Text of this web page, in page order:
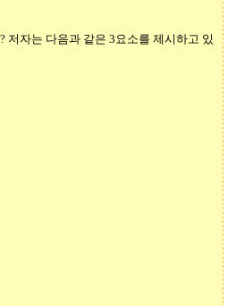
저자는 다음과 같은 3요소를 제시하고 있